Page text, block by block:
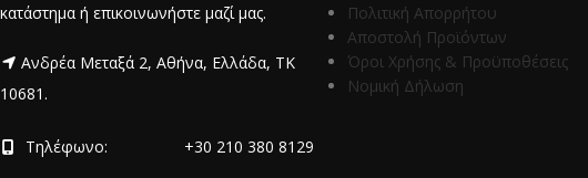
κατάστημα ή επικοινωνήστε μαζί μας.
Ανδρέα Μεταξά 2, Αθήνα, Ελλάδα, ΤΚ
10681.
Τηλέφωνο: +30 210 380 8129
Πολιτική Απορρήτου
Αποστολή Προϊόντων
Όροι Χρήσης & Προϋποθέσεις
Νομική Δήλωση